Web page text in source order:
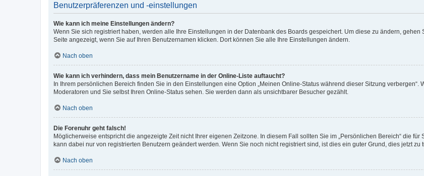
Benutzerpräferenzen und -einstellungen
Wie kann ich meine Einstellungen ändern?
Wenn Sie sich registriert haben, werden alle Ihre Einstellungen in der Datenbank des Boards gespeichert. Um diese zu ändern,
Seite angezeigt, wenn Sie auf Ihren Benutzernamen klicken. Dort können Sie alle Ihre Einstellungen ändern.
Nach oben
Wie kann ich verhindern, dass mein Benutzername in der Online-Liste auftaucht?
In Ihrem persönlichen Bereich finden Sie in den Einstellungen eine Option „Meinen Online-Status während dieser Sitzung verbergen“.
Moderatoren und Sie selbst Ihren Online-Status sehen. Sie werden dann als unsichtbarer Besucher gezählt.
Nach oben
Die Forenuhr geht falsch!
Möglicherweise entspricht die angezeigte Zeit nicht Ihrer eigenen Zeitzone. In diesem Fall sollten Sie im „Persönlichen Bereich“ die
kann dabei nur von registrierten Benutzern geändert werden. Wenn Sie noch nicht registriert sind, ist dies ein guter Grund, dies jetzt zu
Nach oben